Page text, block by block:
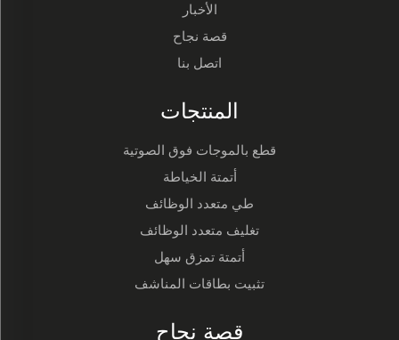
الأخبار
قصة نجاح
اتصل بنا
المنتجات
قطع بالموجات فوق الصوتية
أتمتة الخياطة
طي متعدد الوظائف
تغليف متعدد الوظائف
أتمتة تمزق سهل
تثبيت بطاقات المناشف
قصة نجاح